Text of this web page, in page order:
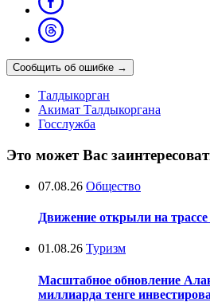
Сообщить об ошибке →
Талдыкорган
Акимат Талдыкоргана
Госслужба
Это может Вас
07.08.26 Общество
Движение открыли на
01.08.26 Туризм
Масштабное обновление
миллиарда тенге